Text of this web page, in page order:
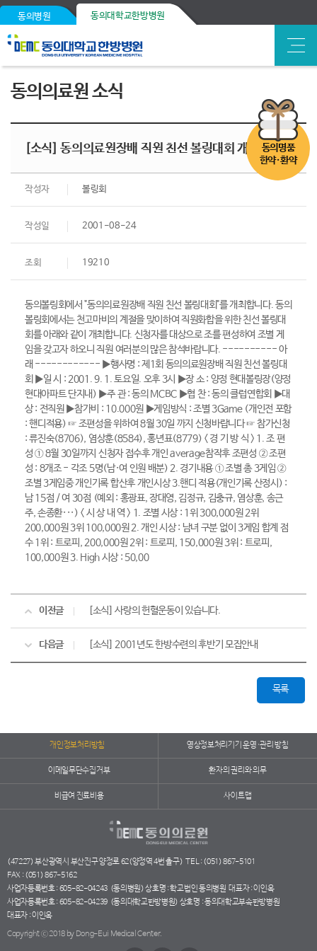
동의병원 동의대학교한방병원
동의명품
한약·환약
동의의료원 소식
[소식] 동의의료원장배 직원 친선 볼링대회 개최
작성자 볼링회
작성일 2001-08-24
조회 19210
동의볼링회에서 "동의의료원장배 직원 친선 볼링대회"를 개최합니다. 동의
볼링회에서는 천고마비의 계절을 맞이하여 직원화합을 위한 친선 볼링대
회를 아래와 같이 개최합니다. 신청자를 대상으로 조를 편성하여 조별 게
임을 갖고자 하오니 직원 여러분의 많은 참석바랍니다. ---------- 아
래 ------------ ▶행사명 : 제1회 동의의료원장배 직원 친선 볼링대
회 ▶일 시 : 2001. 9. 1. 토요일. 오후 3시 ▶장 소 : 양정 현대볼링장(양정
현대아파트 단지내) ▶주 관 : 동의 MCBC ▶협 찬 : 동의 클럽연합회 ▶대
상 : 전직원 ▶참가비 : 10.000원 ▶게임방식 : 조별 3Game (개인전 포함
: 핸디적용) ☞ 조편성을 위하여 8월 30일 까지 신청바랍니다 ☞ 참가신청
: 류진숙(8706), 염상훈(8584), 홍년표(8779) < 경 기 방 식 > 1. 조 편
성 ① 8월 30일까지 신청자 접수후 개인 average참작후 조편성 ② 조편
성 : 8개조 - 각조 5명(남·여 인원 배분) 2. 경기내용 ① 조별 총 3게임 ②
조별 3게임중 개인기록 합산후 개인시상 3.핸디 적용(개인기록 산정시) :
남 15점 / 여 30점 (예외 : 홍광표, 장대영, 김정규, 김충규, 염상훈, 송근
주, 손종환···) < 시 상 내 역 > 1. 조별 시상 : 1위 300,000원 2위
200,000원 3위 100,000원 2. 개인 시상 : 남녀 구분 없이 3게임 합계 점
수 1위 : 트로피, 200,000원 2위 : 트로피, 150,000원 3위 : 트로피,
100,000원 3. High 시상 : 50,00
이전글 [소식] 사랑의 헌혈운동이 있습니다.
다음글 [소식] 2001년도 한방수련의 후반기 모집안내
목록
개인정보처리방침 영상정보처리기기 운영·관리 방침
이메일무단수집거부 환자의 권리와 의무
비급여 진료비용 사이트맵
(47227) 부산광역시 부산진구 양정로 62(양정역 4번 출구) TEL : (051) 867-5101
FAX : (051) 867-5162
사업자등록번호 : 605-82-04243 (동의병원) 상호명 : 학교법인 동의병원 대표자 : 이인옥
사업자등록번호 : 605-82-04239 (동의대학교한방병원) 상호명 : 동의대학교부속한방병원
대표자 : 이인옥
Copyright ⓒ 2018 by Dong-Eui Medical Center.